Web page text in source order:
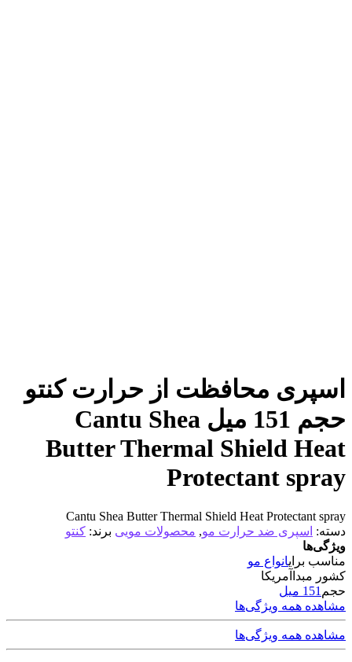
اسپری محافظت از حرارت کنتو
حجم 151 میل Cantu Shea
Butter Thermal Shield Heat
Protectant spray
Cantu Shea Butter Thermal Shield Heat Protectant spray
دسته: اسپری ضد حرارت مو, محصولات مویی برند: کنتو
ویژگی‌ها
مناسب برایانواع مو
کشور مبدا آمریکا
حجم 151 میل
مشاهده همه ویژگی‌ها
مشاهده همه ویژگی‌ها